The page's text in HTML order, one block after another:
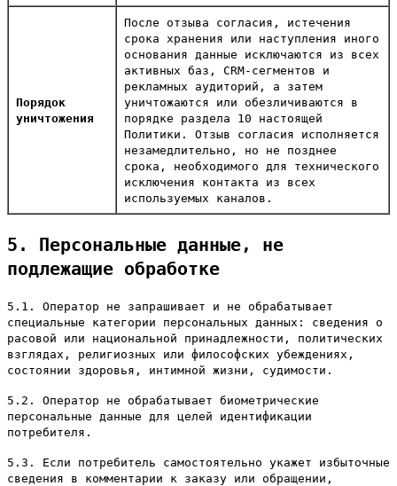
Порядок
уничтожения
После отзыва согласия, истечения
срока хранения или наступления иного
основания данные исключаются из всех
активных баз, CRM-сегментов и
рекламных аудиторий, а затем
уничтожаются или обезличиваются в
порядке раздела 10 настоящей
Политики. Отзыв согласия исполняется
незамедлительно, но не позднее
срока, необходимого для технического
исключения контакта из всех
используемых каналов.
5. Персональные данные, не
подлежащие обработке
5.1. Оператор не запрашивает и не обрабатывает
специальные категории персональных данных: сведения о
расовой или национальной принадлежности, политических
взглядах, религиозных или философских убеждениях,
состоянии здоровья, интимной жизни, судимости.
5.2. Оператор не обрабатывает биометрические
персональные данные для целей идентификации
потребителя.
5.3. Если потребитель самостоятельно укажет избыточные
сведения в комментарии к заказу или обращении,